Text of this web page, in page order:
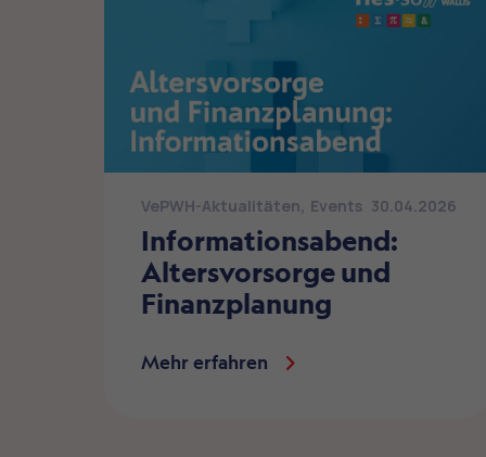
VePWH-Aktualitäten, Events 30.04.2026
Informationsabend:
Altersvorsorge und
Finanzplanung
Mehr erfahren